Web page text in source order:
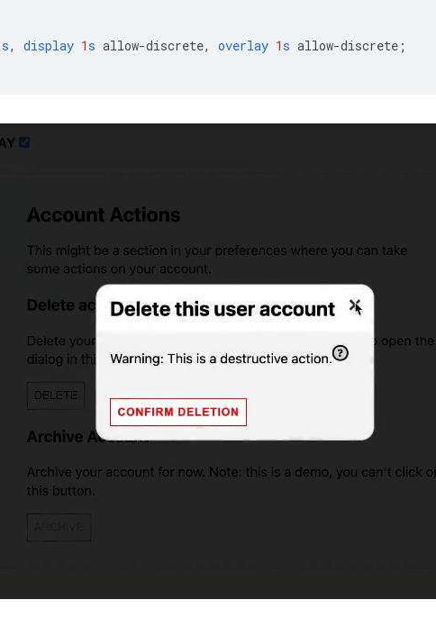
s, display 1s allow-discrete, overlay 1s allow-discrete ;